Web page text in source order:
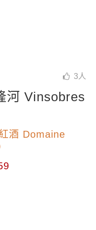
3 人
河 Vinsobres
酒 Domaine